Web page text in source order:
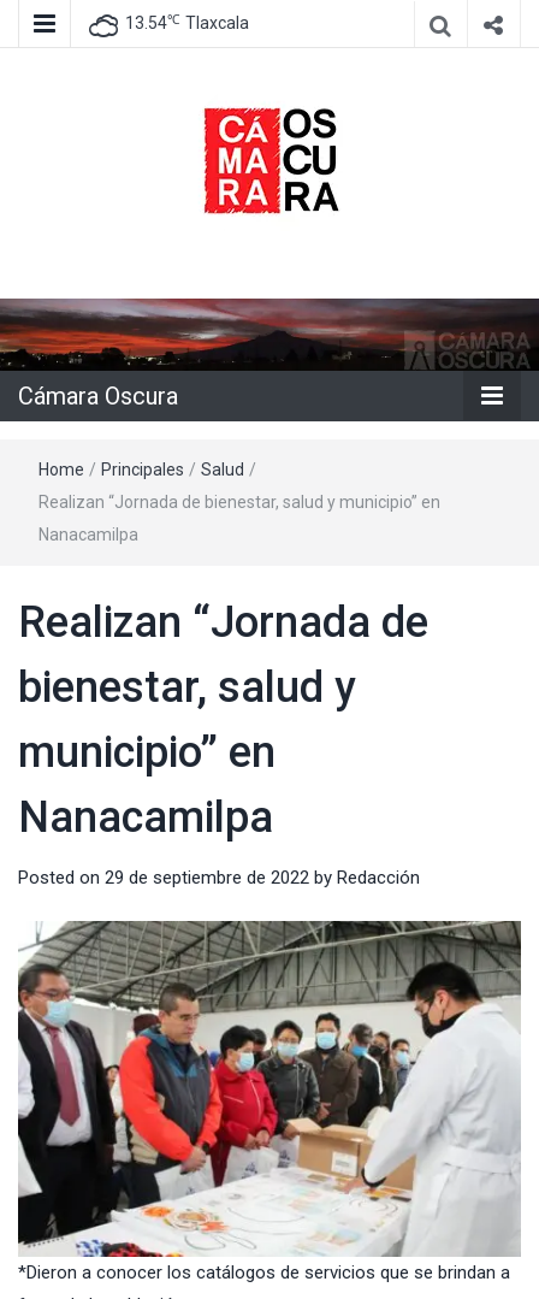
13.54℃ Tlaxcala
Cámara
Oscura
Cámara Oscura
Home / Principales / Salud /
Realizan “Jornada de bienestar, salud y municipio” en
Nanacamilpa
Realizan “Jornada de
bienestar, salud y
municipio” en
Nanacamilpa
Posted on 29 de septiembre de 2022 by Redacción
*Dieron a conocer los catálogos de servicios que se brindan a